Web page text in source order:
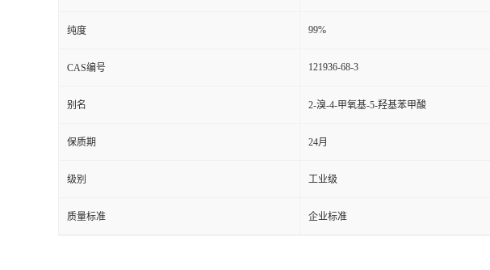
纯度 99%
CAS编号 121936-68-3
别名 2-溴-4-甲氧基-5-羟基苯甲酸
保质期 24月
级别 工业级
质量标准 企业标准